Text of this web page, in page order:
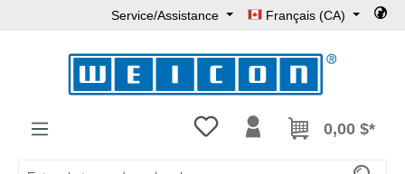
Passer au contenu principal
Service/Assistance Français (CA)
Vous avez 0 articles dans votre
0,00 $*